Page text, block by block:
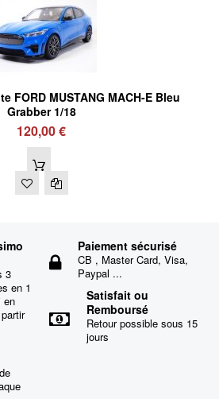
FORD MUSTANG MACH-E Bleu
Grabber 1/18
120,00 €
3
en 1
en
Paiement sécurisé
CB , Master Card, Visa,
Paypal ...
Satisfait ou
Remboursé
Retour possible sous 15
jours